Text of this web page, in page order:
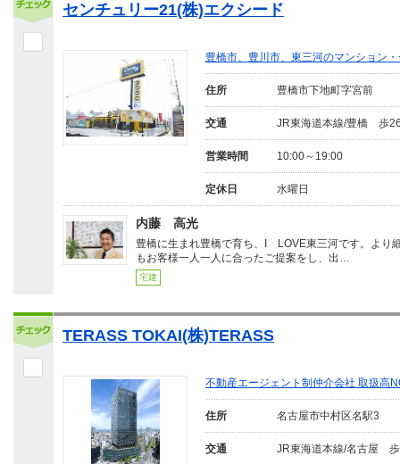
センチュリー21(株)エクシード
豊橋市、豊川市、東三河のマンション
住所 豊橋市下地町字宮前
交通 JR東海道本線/豊橋 歩
営業時間 10:00～19:00
定休日 水曜日
内藤 高光
豊橋に生まれ豊橋で育ち、I LOVE東三河です。より
もお客様一人一人に合ったご提案をし、出…
宅建
TERASS TOKAI(株)TERASS
不動産エージェント制仲介会社 取扱高
住所 名古屋市中村区名駅3
交通 JR東海道本線/名古屋